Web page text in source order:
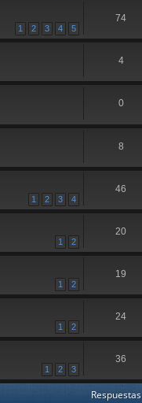
1 2 3 4 5
74
4
0
8
1 2 3 4
46
1 2
20
1 2
19
1 2
24
1 2 3
36
Respuestas